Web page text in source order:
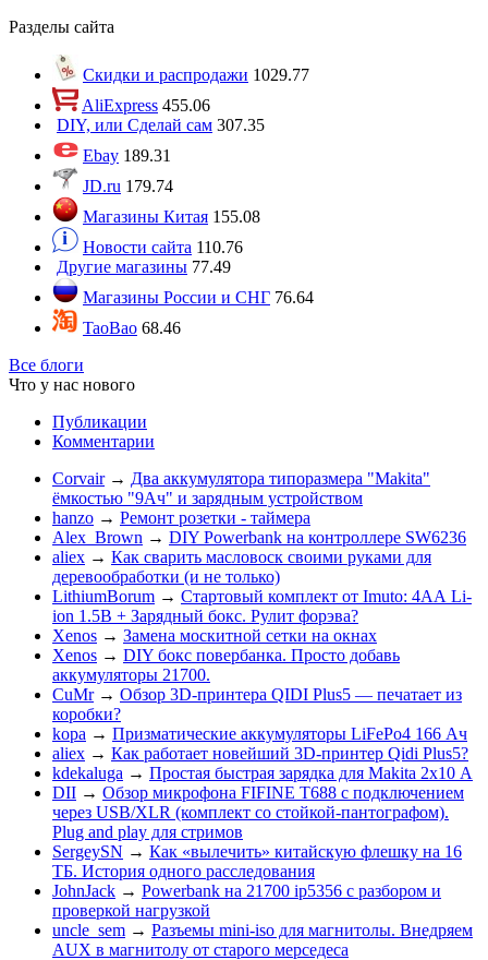
Разделы сайта
Скидки и распродажи 1029.77
AliExpress 455.06
DIY, или Сделай сам 307.35
Ebay 189.31
JD.ru 179.74
Магазины Китая 155.08
Новости сайта 110.76
Другие магазины 77.49
Магазины России и СНГ 76.64
TaoBao 68.46
Все блоги
Что у нас нового
Публикации
Комментарии
Corvair → Два аккумулятора типоразмера "Makita"
ёмкостью "9Ач" и зарядным устройством
hanzo → Ремонт розетки - таймера
Alex_Brown → DIY Powerbank на контроллере SW6236
aliex → Как сварить масловоск своими руками для
деревообработки (и не только)
LithiumBorum → Стартовый комплект от Imuto: 4АА Li-
ion 1.5В + Зарядный бокс. Рулит форэва?
Xenos → Замена москитной сетки на окнах
Xenos → DIY бокс повербанка. Просто добавь
аккумуляторы 21700.
CuMr → Обзор 3D-принтера QIDI Plus5 — печатает из
коробки?
kopa → Призматические аккумуляторы LiFePo4 166 Ач
aliex → Как работает новейший 3D-принтер Qidi Plus5?
kdekaluga → Простая быстрая зарядка для Makita 2х10 А
DII → Обзор микрофона FIFINE T688 с подключением
через USB/XLR (комплект со стойкой-пантографом).
Plug and play для стримов
SergeySN → Как «вылечить» китайскую флешку на 16
ТБ. История одного расследования
JohnJack → Powerbank на 21700 ip5356 c разбором и
проверкой нагрузкой
uncle_sem → Разъемы mini-iso для магнитолы. Внедряем
AUX в магнитолу от старого мерседеса